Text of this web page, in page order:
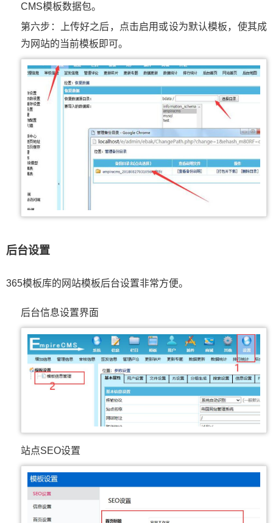
CMS模板数据包。
第六步：上传好之后，点击启用或设为默认模板，使其成
为网站的当前模板即可。
后台设置
365模板库的网站模板后台设置非常方便。
后台信息设置界面
站点SEO设置